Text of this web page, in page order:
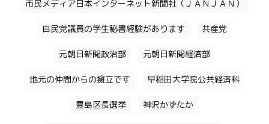
市民メディア日本インターネット新聞社（ＪＡＮＪＡＮ）
自民党議員の学生秘書経験があります 共産党
元朝日新聞政治部 元朝日新聞経済部
地元の仲間からの擁立です 早稲田大学院公共経済科
豊島区長選挙 神沢かずたか